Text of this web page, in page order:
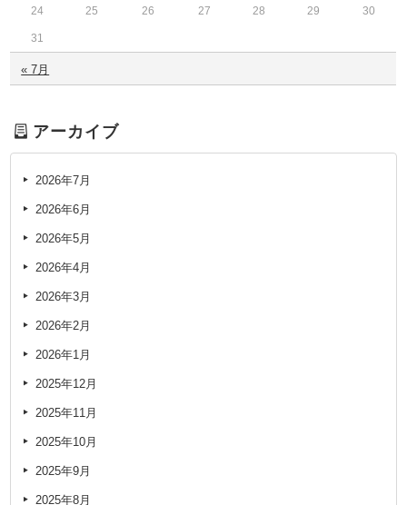
« 7月
24 25 26 27 28 29 30
31
アーカイブ
2026年7月
2026年6月
2026年5月
2026年4月
2026年3月
2026年2月
2026年1月
2025年12月
2025年11月
2025年10月
2025年9月
2025年8月